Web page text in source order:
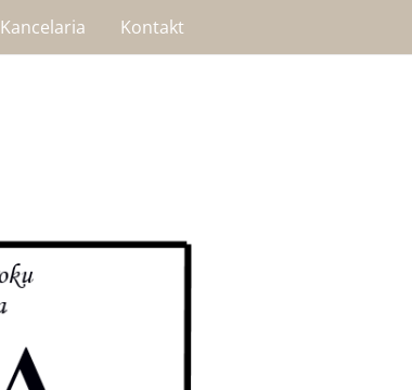
Kancelaria Kontakt